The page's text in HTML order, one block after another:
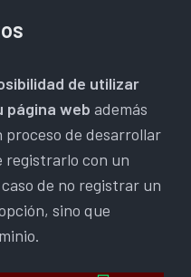
de utilizar
página web además
de desarrollar
registrarlo con un
de no registrar un
sino que